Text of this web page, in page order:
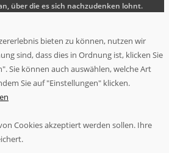
über die es sich nachzudenken lohnt.
bieten zu können, nutzen wir
sind, dass dies in Ordnung ist, klicken Sie
Sie können auch auswählen, welche Art
Sie auf "Einstellungen" klicken.
Cookies akzeptiert werden sollen. Ihre